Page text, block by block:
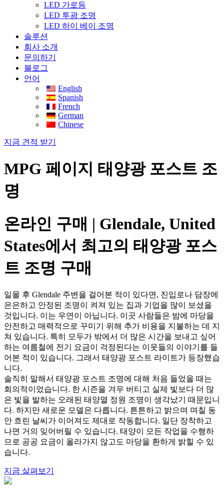
LED 가로등
LED 투광 조명
LED 하이 베이 조명
솔루션
회사 소개
문의하기
블로그
언어
English
Spanish
French
German
Chinese
지금 견적 받기
MPG 페이지 태양광 포스트 조
명
온라인 구매 | Glendale, United
States에서 최고의 태양광 포스
트 조명 구매
일몰 후 Glendale 주변을 걸어본 적이 있다면, 진입로나 담장에
은은하고 안정된 조명이 켜져 있는 집과 기업을 많이 보셨을
것입니다. 이는 우연이 아닙니다. 이곳 사람들은 밤에 마당을
안전하고 매력적으로 꾸미기 위해 추가 비용을 지불하는 데 지
쳐 있습니다. 특히 모두가 밖에서 더 많은 시간을 보내고 싶어
하는 여름철에 전기 요금이 걱정된다는 이웃들의 이야기를 들
어본 적이 있습니다. 그래서 태양광 포스트 라이트가 등장했습
니다.
솔직히 말해서 태양광 포스트 조명에 대해 처음 들었을 때는
회의적이었습니다. 한 시즌을 겨우 버티고 실제 빛보다 더 많
은 빛을 발하는 오래된 태양열 정원 조명이 생각났기 때문입니
다. 하지만 새로운 모델은 다릅니다. 튼튼하고 밝으며 며칠 동
안 흐린 날씨가 이어져도 제대로 작동합니다. 일단 장착하고
나면 거의 잊어버릴 수 있습니다. 태양이 모든 작업을 수행하
므로 공공 요금이 올라가지 않고도 마당을 환하게 밝힐 수 있
습니다.
지금 살펴보기